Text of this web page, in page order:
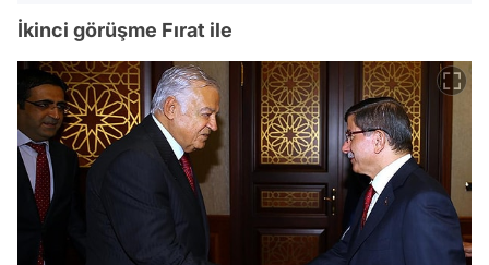
İkinci görüşme Fırat ile